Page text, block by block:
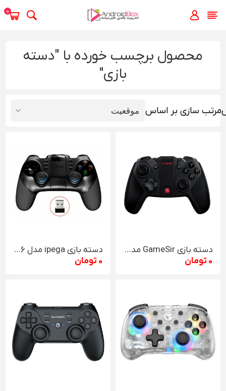
0
محصول برچسب خورده با "دسته
بازی"
مرتب سازی بر اساس
دسته بازی GameSir مدل G4 pro
0 تومان
دسته بازی ipega مدل PG 9156
0 تومان